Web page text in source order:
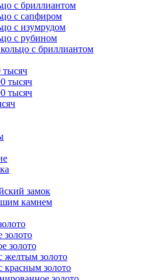
с бриллиантом
с сапфиром
с изумрудом
с рубином
с бриллиантом
тысяч
тысяч
тысяч
замок
камнем
золото
золото
желтым золото
красным золото